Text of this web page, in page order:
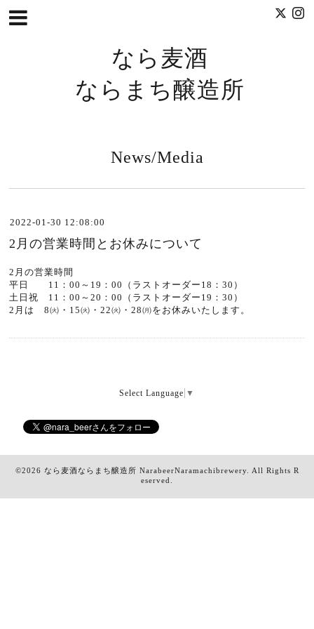
なら麦酒
ならまち醸造所
News/Media
2022-01-30 12:08:00
2月の営業時間とお休みについて
2月の営業時間
平日 11：00～19：00（ラストオーダー18：30）
土日祝 11：00～20：00（ラストオーダー19：30）
2月は 8㈫・15㈫・22㈫・28㈪をお休みいたします。
Select Language ▼
©2026 なら麦酒ならまち醸造所 NarabeerNaramachibrewery. All Rights R
eserved.